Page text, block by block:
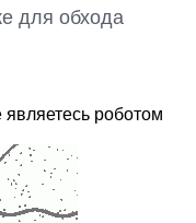
для обхода
роботом